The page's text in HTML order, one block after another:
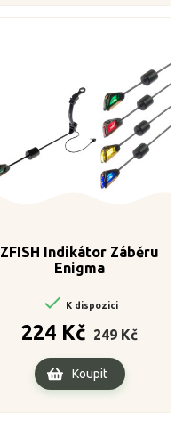
ZFISH Indikátor Záběru
Enigma
 K dispozici
224 Kč
cena
249 Kč
Koupit